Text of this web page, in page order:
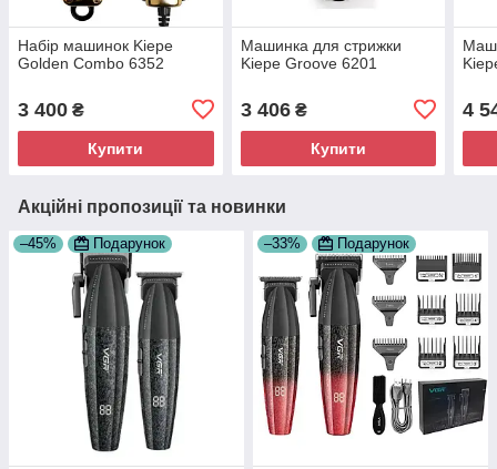
Набір машинок Kiepe
Golden Combo 6352
3 400 ₴
Купити
Машинка для стрижки
Kiepe Groove 6201
3 406₴
Купити
4
Акційні пропозиції та новинки
–45% Подарунок –33% Подарунок